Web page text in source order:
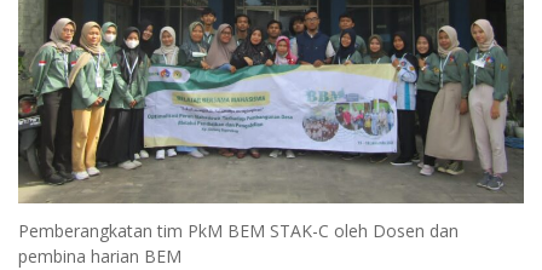
Pemberangkatan tim PkM BEM STAK-C oleh Dosen dan
pembina harian BEM